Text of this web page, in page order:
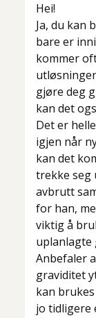
Hei!
Ja, du kan
bare er
kommer
gjøre deg
kan det
Det er
igjen når
kan det
trekke seg
avbrutt
for han,
viktig å
uplanlagte
Anbefaler
graviditet
kan
jo tidligere